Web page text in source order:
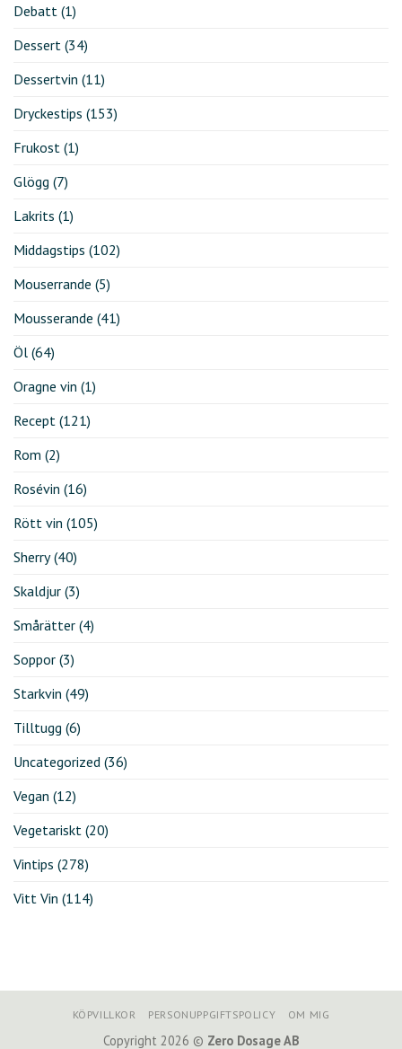
Debatt (1)
Dessert (34)
Dessertvin (11)
Dryckestips (153)
Frukost (1)
Glögg (7)
Lakrits (1)
Middagstips (102)
Mouserrande (5)
Mousserande (41)
Öl (64)
Oragne vin (1)
Recept (121)
Rom (2)
Rosévin (16)
Rött vin (105)
Sherry(40)
Skaldjur (3)
Smårätter (4)
Soppor (3)
Starkvin (49)
Tilltugg (6)
Uncategorized (36)
Vegan (12)
Vegetariskt (20)
Vintips (278)
Vitt Vin (114)
KÖPVILLKOR PERSONUPPGIFTSPOLICY OM MIG
Copyright 2026 © Zero Dosage AB